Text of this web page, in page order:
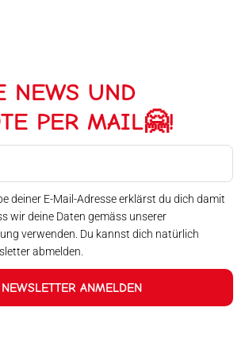
NEWS UND
PER MAIL🤗!
deiner E-Mail-Adresse erklärst du dich damit
wir deine Daten gemäss unserer
verwenden. Du kannst dich natürlich
abmelden.
NEWSLETTER ANMELDEN